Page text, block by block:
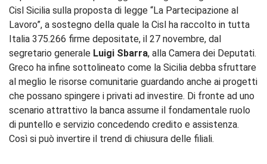
Cisl Sicilia sulla proposta di legge “La Partecipazione al
Lavoro”, a sostegno della quale la Cisl ha raccolto in tutta
Italia 375.266 firme depositate, il 27 novembre, dal
segretario generale Luigi Sbarra, alla Camera dei Deputati.
Greco ha infine sottolineato come la Sicilia debba sfruttare
al meglio le risorse comunitarie guardando anche ai progetti
che possano spingere i privati ad investire. Di fronte ad uno
scenario attrattivo la banca assume il fondamentale ruolo
di puntello e servizio concedendo credito e assistenza.
Così si può invertire il trend di chiusura delle filiali.